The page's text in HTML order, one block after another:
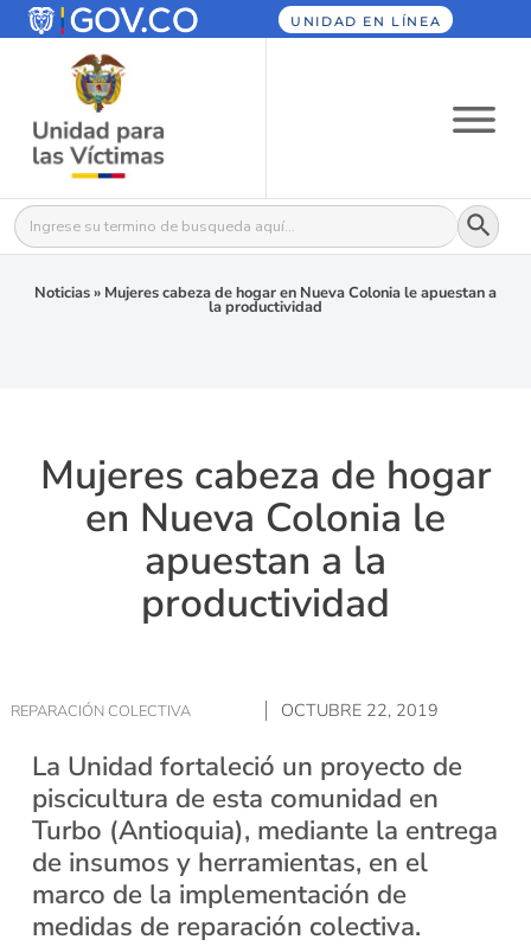
UNIDAD EN LÍNEA
Buscar: Botón
Noticias» Mujeres cabeza de hogar en Nueva Colonia le apuestan a
la productividad
Mujeres cabeza de hogar
en Nueva Colonia le
apuestan a la
productividad
REPARACIÓN COLECTIVA OCTUBRE 22, 2019
La Unidad fortaleció un proyecto de
piscicultura de esta comunidad en
Turbo (Antioquia), mediante la entrega
de insumos y herramientas, en el
marco de la implementación de
medidas de reparación colectiva.